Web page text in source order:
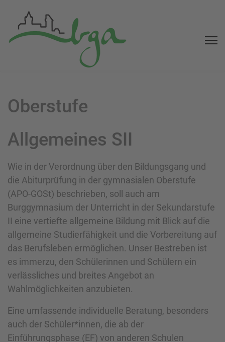
Oberstufe
Allgemeines SII
Wie in der Verordnung über den Bildungsgang und
die Abiturprüfung in der gymnasialen Oberstufe
(APO-GOSt) beschrieben, soll auch am
Burggymnasium der Unterricht in der Sekundarstufe
II eine vertiefte allgemeine Bildung mit Blick auf die
allgemeine Studierfähigkeit und die Vorbereitung auf
das Berufsleben ermöglichen. Unser Bestreben ist
es immerzu, den Schülerinnen und Schülern ein
verlässliches und breites Angebot an
Wahlmöglichkeiten anzubieten.
Eine umfassende individuelle Beratung, besonders
auch der Schüler*innen, die ab der
Einführungsphase (EF) von anderen Schulen